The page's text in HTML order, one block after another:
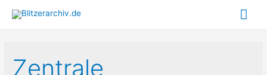
Zentrale